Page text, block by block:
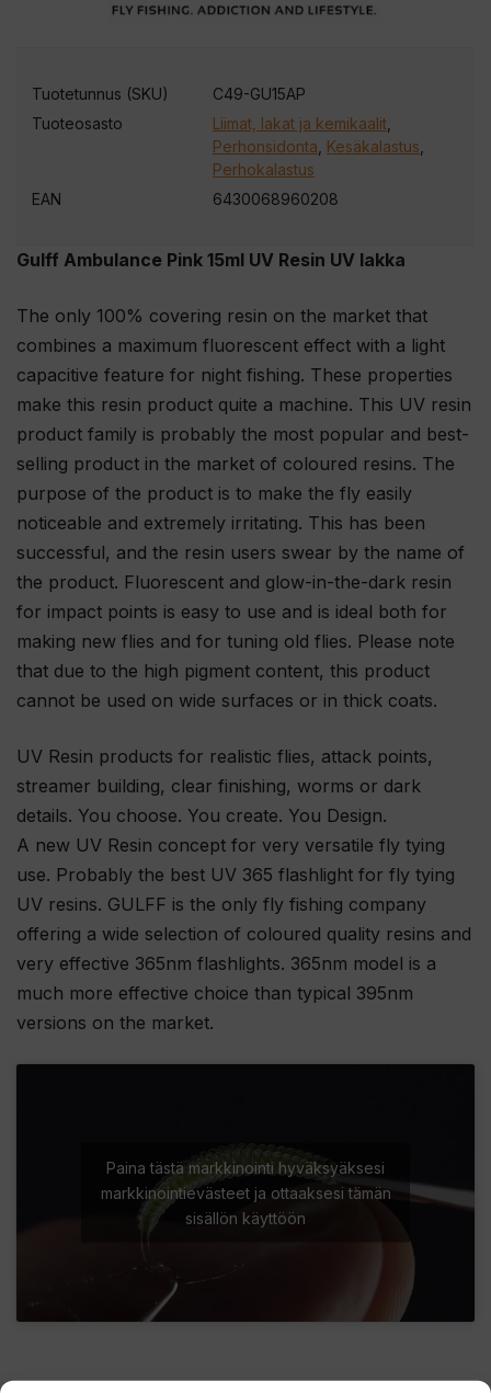
Gulff Ambulance Pink 15ml UV Resin UV lakka
The only 100% covering resin on the market that
combines a maximum fluorescent effect with a light
capacitive feature for night fishing. These properties
make this resin product quite a machine. This UV resin
product family is probably the most popular and best-
selling product in the market of coloured resins. The
purpose of the product is to make the fly easily
noticeable and extremely irritating. This has been
successful, and the resin users swear by the name of
the product. Fluorescent and glow-in-the-dark resin
for impact points is easy to use and is ideal both for
making new flies and for tuning old flies. Please note
that due to the high pigment content, this product
cannot be used on wide surfaces or in thick coats.
UV Resin products for realistic flies, attack points,
streamer building, clear finishing, worms or dark
details. You choose. You create. You Design.
A new UV Resin concept for very versatile fly tying
use. Probably the best UV 365 flashlight for fly tying
UV resins. GULFF is the only fly fishing company
offering a wide selection of coloured quality resins and
very effective 365nm flashlights. 365nm model is a
much more effective choice than typical 395nm
versions on the market.
Paina tästä markkinointi hyväksyäksesi
markkinointievästeet ja ottaaksesi tämän
sisällön käyttöön
Tuotetunnus (SKU)
C49-GU15AP
Tuoteosasto
Liimat, lakat ja kemikaalit
Perhonsidonta Kesäkalastus
Perhokalastus
EAN
6430068960208